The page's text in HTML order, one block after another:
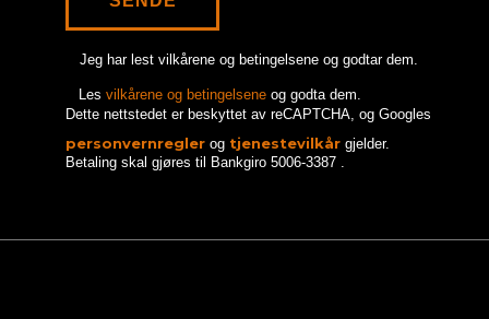
Jeg har lest vilkårene og betingelsene og godtar dem.
Les vilkårene og betingelsene og godta dem.
Dette nettstedet er beskyttet av reCAPTCHA, og Googles
personvernregler og tjenestevilkår gjelder.
Betaling skal gjøres til Bankgiro 5006-3387 .